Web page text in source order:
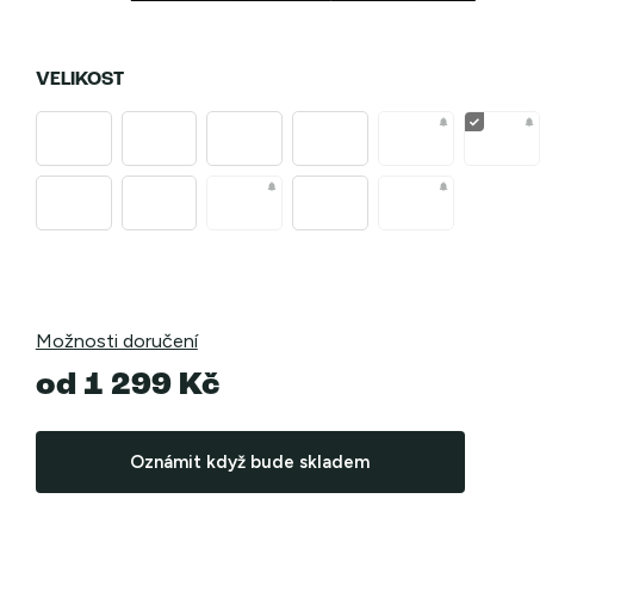
VELIKOST
Možnosti doručení
od 1 299 Kč
Oznámit když bude skladem